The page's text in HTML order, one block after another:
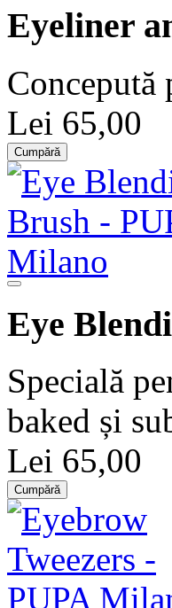
Eyeliner
Concepută
Lei 65,00
Cumpără
Eye
Specială
baked și
Lei 65,00
Cumpără